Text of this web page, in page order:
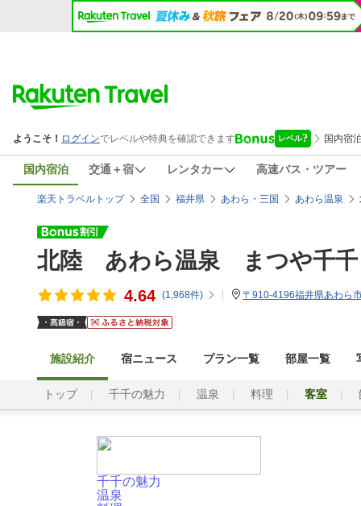
国内宿泊 交通＋宿 レンタカー 高速バス・ツアー
楽天トラベルトップ 全国 福井県 あわら・三国 あわら温泉
北陸 あわら温泉 まつや千千
4.64 (1,968件) 〒910-4196福井県あわら
施設紹介 宿ニュース プラン一覧 部屋一覧
トップ 千千の魅力 温泉 料理 客室
千千の魅力
温泉